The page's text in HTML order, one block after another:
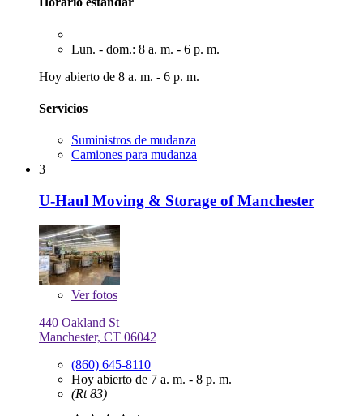
Lun. - dom.: 8 a. m. - 6 p. m.
Hoy abierto de 8 a. m. - 6 p. m.
Servicios
Suministros de mudanza
Camiones para mudanza
3
U-Haul Moving & Storage of Manchester
Verfotos
440 Oakland St
Manchester, CT 06042
(860) 645-8110
Hoy abierto de 7 a. m. - 8 p. m.
(Rt 83)